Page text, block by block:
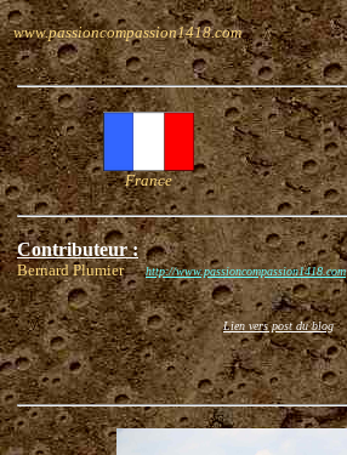
www.passioncompassion1418.com
France
Contributeur :
Bernard Plumierhttp://www.passioncompassion1418.com
Lien vers post du blog